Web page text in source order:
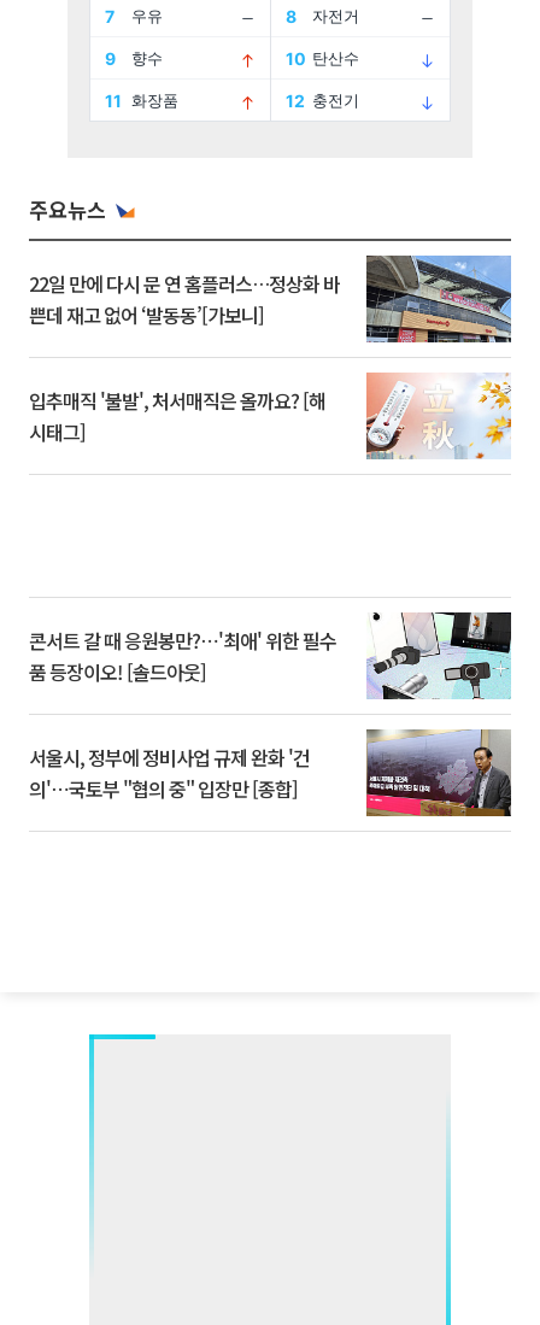
주요뉴스
22일 만에 다시 문 연 홈플러스…정상화 바
쁜데 재고 없어 ‘발동동’[가보니]
입추매직 '불발', 처서매직은 올까요? [해
시태그]
콘서트 갈 때 응원봉만?⋯'최애' 위한 필수
품 등장이오! [솔드아웃]
서울시, 정부에 정비사업 규제 완화 '건
의'⋯국토부 "협의 중" 입장만 [종합]